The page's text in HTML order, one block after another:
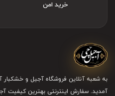
خرید امن
آمدید. سفارش اینترنتی بهترین کیفیت